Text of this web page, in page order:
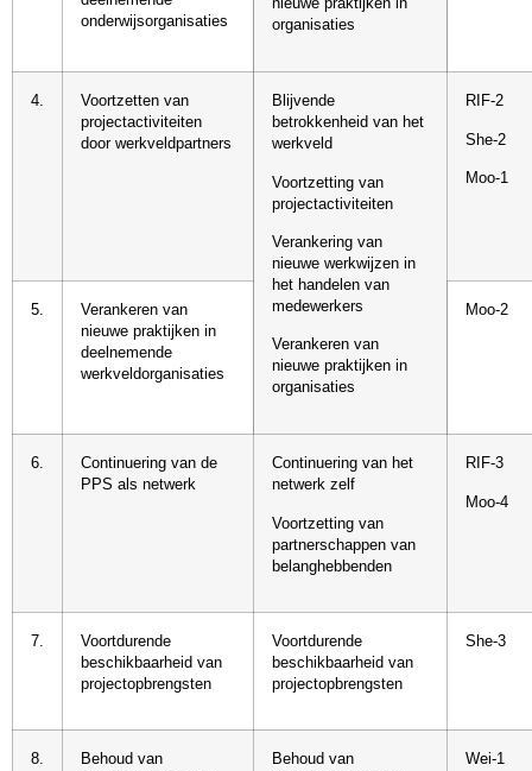
nieuwe praktijken in
organisaties
onderwijsorganisaties
4.
Voortzetten van
projectactiviteiten
door werkveldpartners
Blijvende
betrokkenheid van het
werkveld
Voortzetting van
projectactiviteiten
Verankering van
nieuwe werkwijzen in
het handelen van
medewerkers
Verankeren van
nieuwe praktijken in
organisaties
RIF-2
She-2
Moo-1
5.
Verankeren van
nieuwe praktijken in
deelnemende
werkveldorganisaties
Moo-2
6.
Continuering van de
PPS als netwerk
Continuering van het
netwerk zelf
Voortzetting van
partnerschappen van
belanghebbenden
RIF-3
Moo-4
7.
Voortdurende
beschikbaarheid van
projectopbrengsten
Voortdurende
beschikbaarheid van
projectopbrengsten
She-3
8.
Behoud van
Behoud van
Wei-1